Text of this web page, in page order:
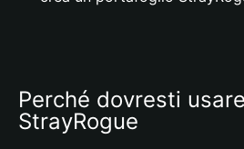
Perché dovresti
StrayRogue